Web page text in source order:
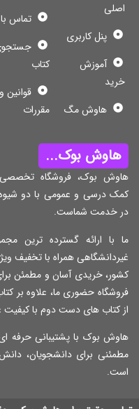
پنل کاربری
آموزش
هاوش مگ
تماس با ما
جستجوی
قوانین و
مقررات
بوک...
بوک، فروشگاه تخصصی
درسی و عمومی با دو شیوه
خدمت شماست.
با ارائه گسترده ترین
همراه با تخفیف ویژه و
خریدی آسان و مطمئن برای
حضوری ما، علاوه بر کتاب
کتاب های دست دوم با کیفیت
بوک با پشتیبانی حرفه ای و
برای دانشجویان، دانش